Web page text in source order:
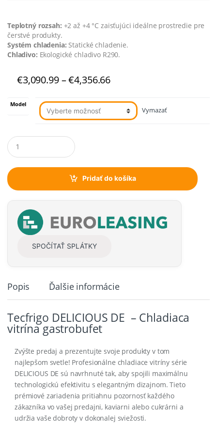
Teplotný rozsah: +2 až +4 °C zaisťujúci ideálne prostredie pre
čerstvé produkty.
Systém chladenia: Statické chladenie.
Chladivo: Ekologické chladivo R290.
€3,090.99–€4,356.66Price
€3,090.99
through
€4,356.66
Model
Vymazať
Q
u
a
t
i
y
Pridať do košíka
SPOČÍTAŤ SPLÁTKY
Popis Ďalšie informácie
Tecfrigo DELICIOUS DE – Chladiaca
vitrína gastrobufet
Zvýšte predaj a prezentujte svoje produkty v tom
najlepšom svetle! Profesionálne chladiace vitríny série
DELICIOUS DE sú navrhnuté tak, aby spojili maximálnu
technologickú efektivitu s elegantným dizajnom. Tieto
prémiové zariadenia pritiahnu pozornosť každého
zákazníka vo vašej predajni, kaviarni alebo cukrárni a
udržia vaše dobroty v dokonalej sviežosti.